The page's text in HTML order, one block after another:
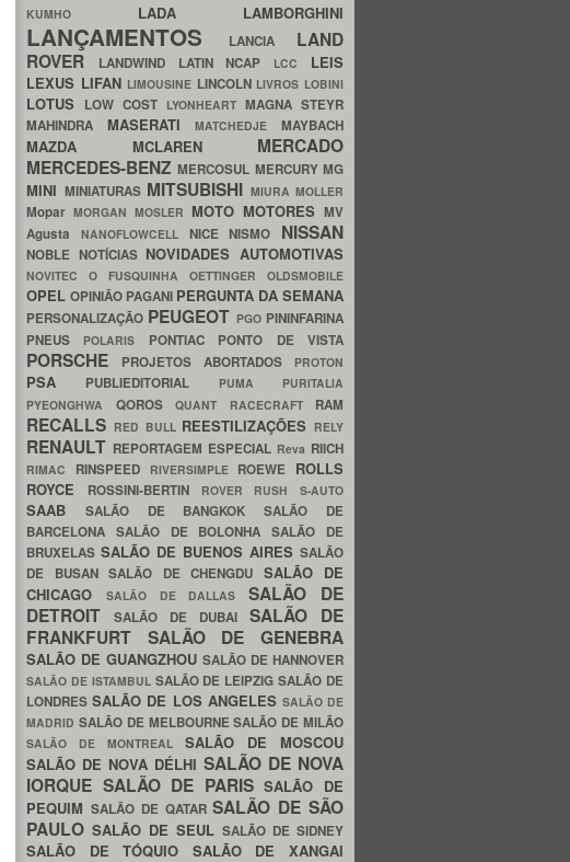
KUMHO LADA LAMBORGHINI
LANÇAMENTOS LANCIA LAND
ROVER
LANDWIND LATIN NCAP LCC LEIS
LEXUS LIFAN LIMOUSINE LINCOLN LIVROS LOBINI
LOTUS LOW COST LYONHEART MAGNA STEYR
MAHINDRA MASERATIMATCHEDJEMAYBACH
MAZDA MCLAREN MERCADO
MERCEDES-BENZMERCOSUL MERCURYMG
MINI MINIATURAS MITSUBISHI MIURA MOLLER
Mopar MORGAN MOSLER MOTO MOTORES MV
Agusta NANOFLOWCELL NICENISMO NISSAN
NOBLE NOTÍCIAS NOVIDADES AUTOMOTIVAS
NOVITEC O FUSQUINHA OETTINGER OLDSMOBILE
OPEL OPINIÃO PAGANI PERGUNTA DA SEMANA
PERSONALIZAÇÃO PEUGEOT PGO PININFARINA
PNEUS
POLARIS PONTIAC PONTO DE VISTA
PORSCHE PROJETOS ABORTADOS PROTON
PSA PUBLIEDITORIAL PUMA PURITALIA
PYEONGHWA QOROS QUANT RACECRAFT RAM
RECALLS RED BULL REESTILIZAÇÕES RELY
RENAULT REPORTAGEM ESPECIAL Reva RIICH
RIMAC RINSPEED RIVERSIMPLE ROEWE ROLLS
ROYCE
ROSSINI-BERTIN ROVER RUSH S-AUTO
SAAB SALÃO DE BANGKOKSALÃO DE
BARCELONA SALÃO DE BOLONHASALÃO DE
BRUXELAS SALÃO DE BUENOS AIRES SALÃO
DE BUSAN SALÃO DE CHENGDU SALÃO DE
CHICAGO
SALÃO DE DALLASSALÃO DE
DETROIT
SALÃO DE DUBAI SALÃO DE
FRANKFURT SALÃO DE GENEBRA
SALÃO DE GUANGZHOU SALÃO DE HANNOVER
SALÃO DE ISTAMBUL SALÃO DE LEIPZIGSALÃO DE
LONDRESSALÃO DE LOS ANGELES SALÃO DE
MADRID SALÃO DE MELBOURNESALÃO DE MILÃO
SALÃO DE MONTREAL SALÃO DE MOSCOU
SALÃO DE NOVA DÉLHI SALÃO DE NOVA
IORQUE SALÃO DE PARISSALÃO DE
PEQUIM SALÃO DE QATARSALÃO DE SÃO
PAULO SALÃO DE SEUL SALÃO DE SIDNEY
SALÃO DE TÓQUIO SALÃO DE XANGAI